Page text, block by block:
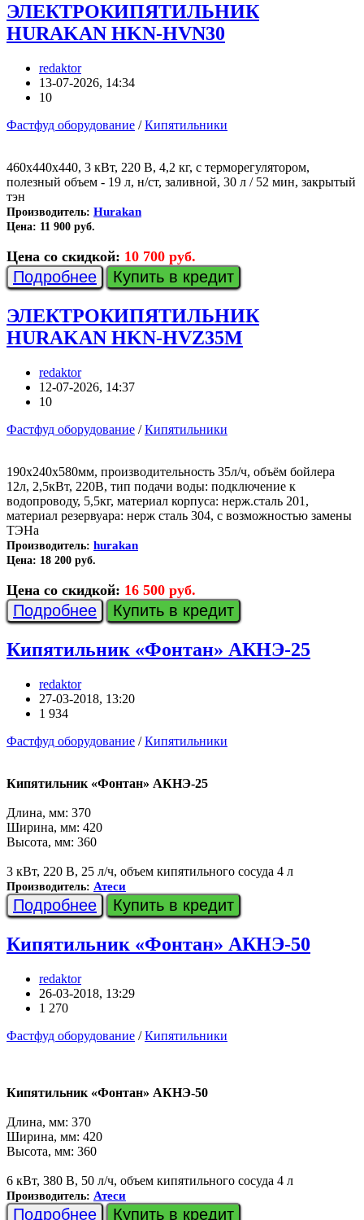
ЭЛЕКТРОКИПЯТИЛЬНИК
HURAKAN HKN-HVN30
redaktor
13-07-2026, 14:34
10
Фастфуд оборудование /Кипятильники
460х440х440, 3 кВт, 220 В, 4,2 кг, с терморегулятором,
полезный объем - 19 л, н/ст, заливной, 30 л / 52 мин, закрытый
тэн
Производитель: Hurakan
Цена: 11 900 руб.
Цена со скидкой: 10 700 руб.
Подробнее Купить в кредит
ЭЛЕКТРОКИПЯТИЛЬНИК
HURAKAN HKN-HVZ35M
redaktor
12-07-2026, 14:37
10
Фастфуд оборудование /Кипятильники
190x240x580мм, производительность 35л/ч, объём бойлера
12л, 2,5кВт, 220В, тип подачи воды: подключение к
водопроводу, 5,5кг, материал корпуса: нерж.сталь 201,
материал резервуара: нерж сталь 304, с возможностью замены
ТЭНа
Производитель: hurakan
Цена: 18 200 руб.
Цена со скидкой: 16 500 руб.
Подробнее Купить в кредит
Кипятильник «Фонтан» АКНЭ-25
redaktor
27-03-2018, 13:20
1 934
Фастфуд оборудование /Кипятильники
Кипятильник «Фонтан» АКНЭ-25
Длина, мм: 370
Ширина, мм: 420
Высота, мм: 360
3 кВт, 220 В, 25 л/ч, объем кипятильного сосуда 4 л
Производитель: Атеси
Подробнее Купить в кредит
Кипятильник «Фонтан» АКНЭ-50
redaktor
26-03-2018, 13:29
1 270
Фастфуд оборудование /Кипятильники
Кипятильник «Фонтан» АКНЭ-50
Длина, мм: 370
Ширина, мм: 420
Высота, мм: 360
6 кВт, 380 В, 50 л/ч, объем кипятильного сосуда 4 л
Производитель: Атеси
Подробнее Купить в кредит